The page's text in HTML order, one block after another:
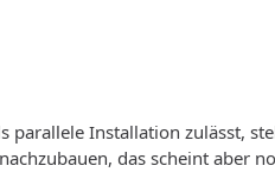
Installation zulässt,
das scheint aber